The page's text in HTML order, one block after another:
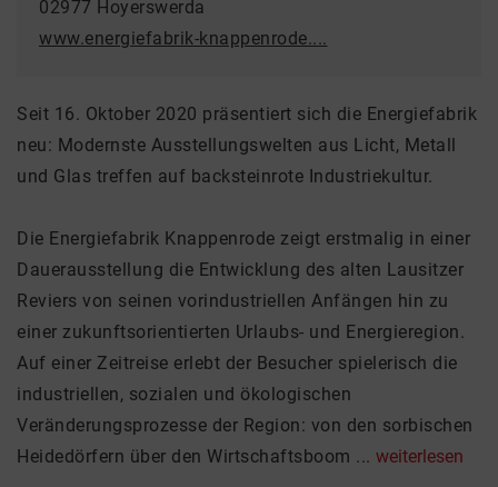
02977 Hoyerswerda
www.energiefabrik-knappenrode....
Seit 16. Oktober 2020 präsentiert sich die Energiefabrik
neu: Modernste Ausstellungswelten aus Licht, Metall
und Glas treffen auf backsteinrote Industriekultur.
Die Energiefabrik Knappenrode zeigt erstmalig in einer
Dauerausstellung die Entwicklung des alten Lausitzer
Reviers von seinen vorindustriellen Anfängen hin zu
einer zukunftsorientierten Urlaubs- und Energieregion.
Auf einer Zeitreise erlebt der Besucher spielerisch die
industriellen, sozialen und ökologischen
Veränderungsprozesse der Region: von den sorbischen
Heidedörfern über den Wirtschaftsboom ... weiterlesen